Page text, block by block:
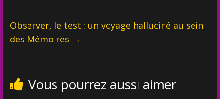
Observer, le test : un voyage halluciné au sein
des Mémoires →
Vous pourrez aussi aimer